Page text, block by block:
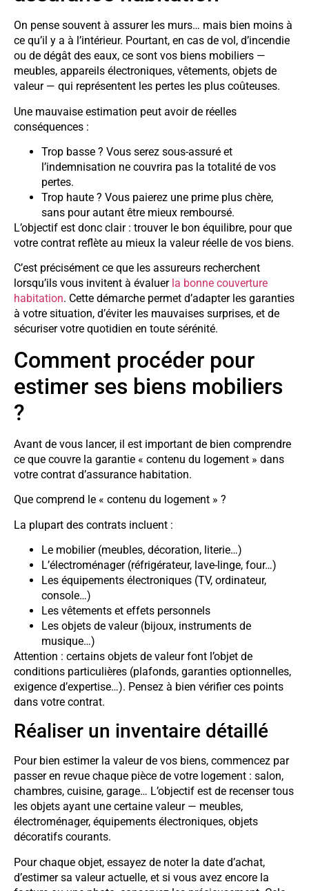
On pense souvent à assurer les murs… mais bien moins à
ce qu’il y a à l’intérieur. Pourtant, en cas de vol, d’incendie
ou de dégât des eaux, ce sont vos biens mobiliers —
meubles, appareils électroniques, vêtements, objets de
valeur — qui représentent les pertes les plus coûteuses.
Une mauvaise estimation peut avoir de réelles
conséquences :
Trop basse ? Vous serez sous-assuré et
l’indemnisation ne couvrira pas la totalité de vos
pertes.
Trop haute ? Vous paierez une prime plus chère,
sans pour autant être mieux remboursé.
L’objectif est donc clair : trouver le bon équilibre, pour que
votre contrat reflète au mieux la valeur réelle de vos biens.
C’est précisément ce que les assureurs recherchent
lorsqu’ils vous invitent à évaluer la bonne couverture
habitation. Cette démarche permet d’adapter les garanties
à votre situation, d’éviter les mauvaises surprises, et de
sécuriser votre quotidien en toute sérénité.
Comment procéder pour
estimer ses biens mobiliers
?
Avant de vous lancer, il est important de bien comprendre
ce que couvre la garantie « contenu du logement » dans
votre contrat d’assurance habitation.
Que comprend le « contenu du logement » ?
La plupart des contrats incluent :
Le mobilier (meubles, décoration, literie…)
L’électroménager (réfrigérateur, lave-linge, four…)
Les équipements électroniques (TV, ordinateur,
console…)
Les vêtements et effets personnels
Les objets de valeur (bijoux, instruments de
musique…)
Attention : certains objets de valeur font l’objet de
conditions particulières (plafonds, garanties optionnelles,
exigence d’expertise…). Pensez à bien vérifier ces points
dans votre contrat.
Réaliser un inventaire détaillé
Pour bien estimer la valeur de vos biens, commencez par
passer en revue chaque pièce de votre logement : salon,
chambres, cuisine, garage… L’objectif est de recenser tous
les objets ayant une certaine valeur — meubles,
électroménager, équipements électroniques, objets
décoratifs courants.
Pour chaque objet, essayez de noter la date d’achat,
d’estimer sa valeur actuelle, et si vous avez encore la